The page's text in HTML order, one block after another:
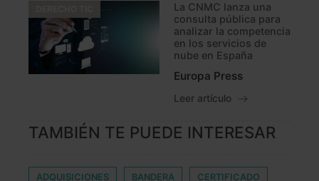
La CNMC lanza una
consulta pública para
analizar la competencia
en los servicios de
nube en España
Europa Press
Leer artículo
TAMBIÉN TE PUEDE INTERESAR
ADQUISICIONES BANDERA CERTIFICADO